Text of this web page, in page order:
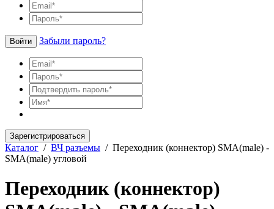
Войти Забыли пароль?
Зарегистрироваться
Каталог / ВЧ разъемы / Переходник (коннектор) SMA(male) -
SMA(male) угловой
Переходник (коннектор)